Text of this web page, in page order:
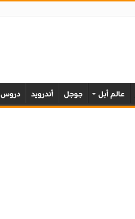
عالم أبل جوجل أندرويد دروس